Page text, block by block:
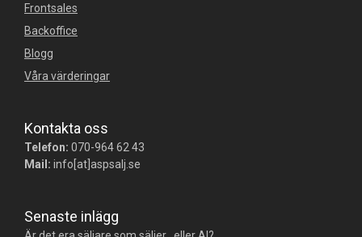
Frontsales
Backoffice
Blogg
Våra värderingar
Kontakta oss
Telefon: 070-964 62 43
Mail: info[at]aspsalj.se
Senaste inlägg